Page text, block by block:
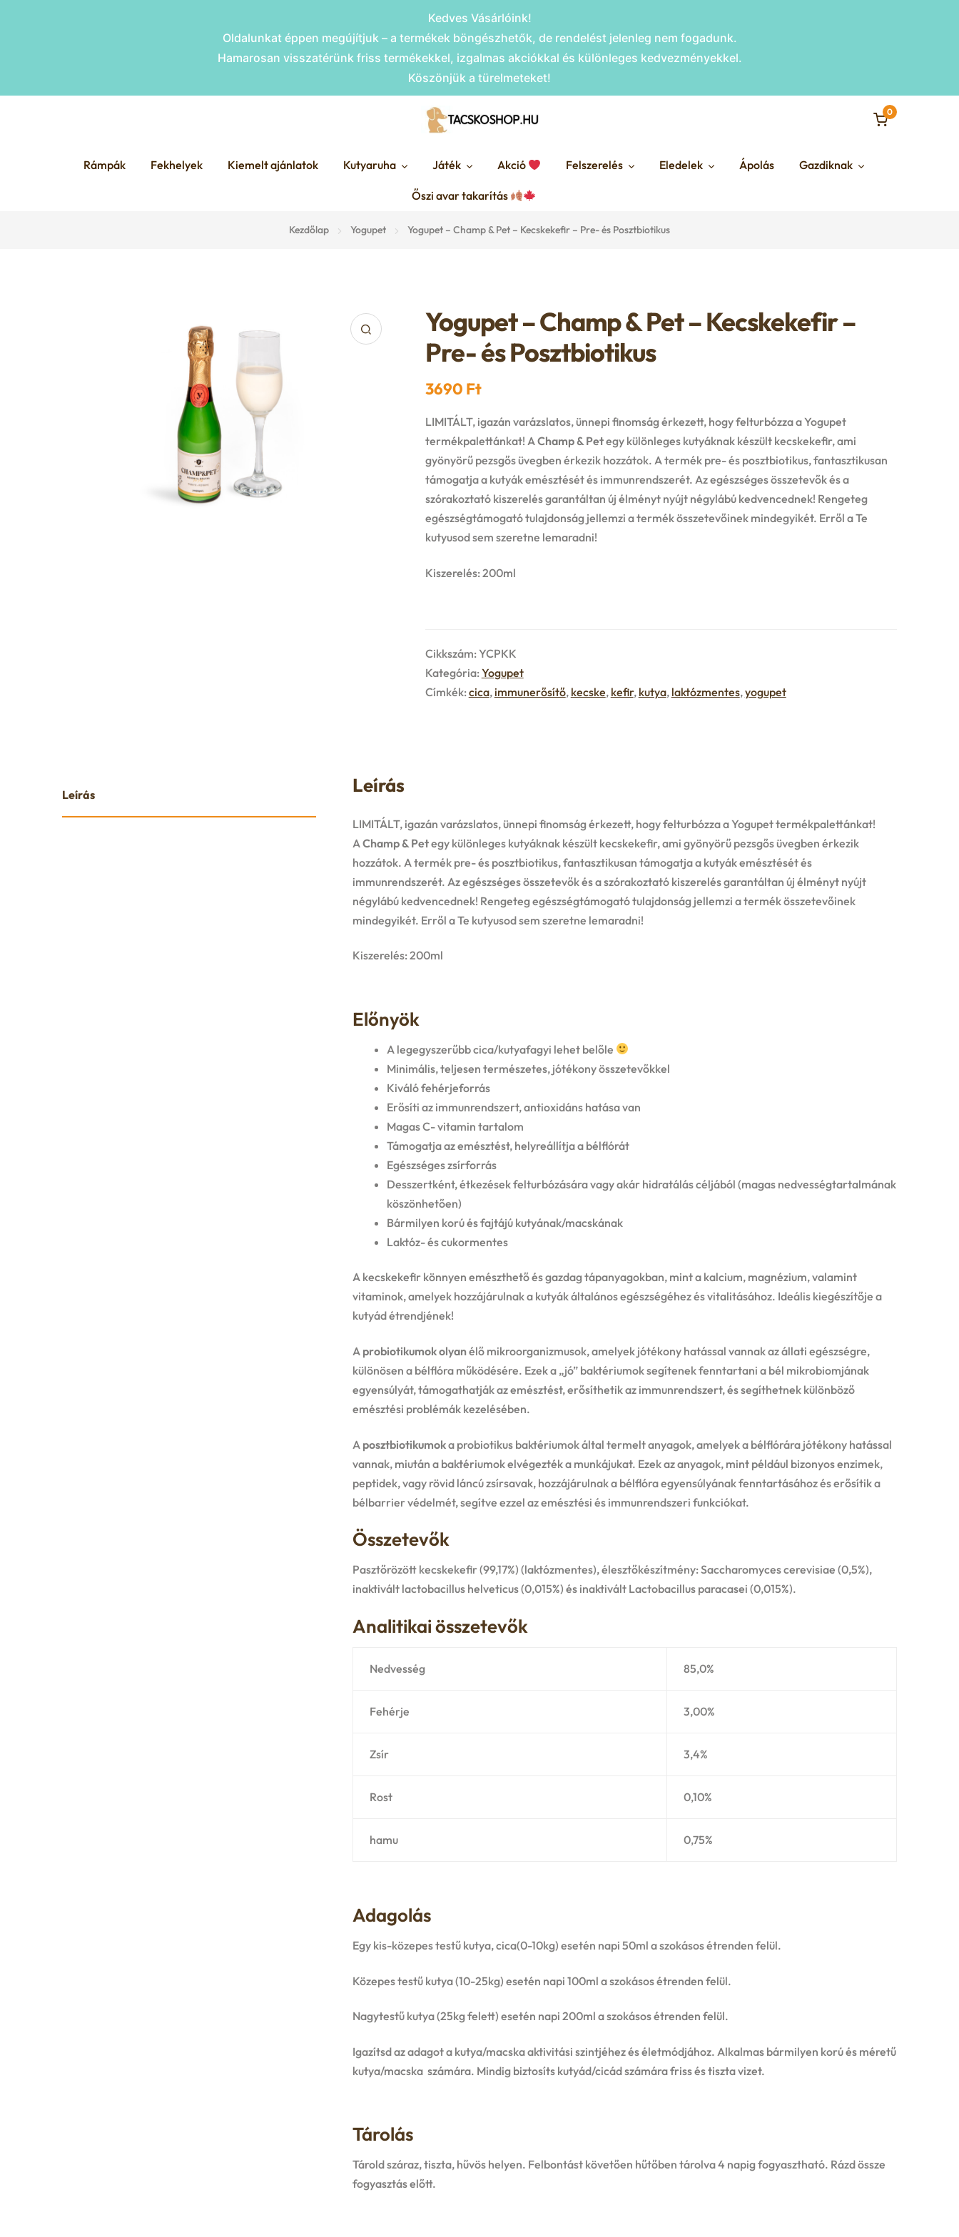
Kedves Vásárlóink!
Oldalunkat éppen megújítjuk – a termékek böngészhetők, de rendelést jelenleg nem fogadunk.
Hamarosan visszatérünk friss termékekkel, izgalmas akciókkal és különleges kedvezményekkel.
Köszönjük a türelmeteket!
navigation
content
0
Rámpák Fekhelyek Kiemelt ajánlatok Kutyaruha Játék Akció Felszerelés Eledelek Ápolás Gazdiknak
Őszi avar takarítás
Kezdőlap Yogupet Yogupet – Champ & Pet – Kecskekefir – Pre- és Posztbiotikus
Yogupet – Champ & Pet – Kecskekefir –
Pre- és Posztbiotikus
3690 Ft
LIMITÁLT, igazán varázslatos, ünnepi finomság érkezett, hogy felturbózza a Yogupet
termékpalettánkat! AChamp & Petegy különleges kutyáknak készült kecskekefir, ami
gyönyörű pezsgős üvegben érkezik hozzátok. A termék pre- és posztbiotikus, fantasztikusan
támogatja a kutyák emésztését és immunrendszerét. Az egészséges összetevők és a
szórakoztató kiszerelés garantáltan új élményt nyújt négylábú kedvencednek! Rengeteg
egészségtámogató tulajdonság jellemzi a termék összetevőinek mindegyikét. Erről a Te
kutyusod sem szeretne lemaradni!
Kiszerelés: 200ml
Cikkszám:YCPKK
Kategória:Yogupet
Címkék:cica, immunerősítő, kecske, kefir, kutya, laktózmentes,yogupet
Leírás Leírás
LIMITÁLT, igazán varázslatos, ünnepi finomság érkezett, hogy felturbózza a Yogupet termékpalettánkat!
AChamp & Petegy különleges kutyáknak készült kecskekefir, ami gyönyörű pezsgős üvegben érkezik
hozzátok. A termék pre- és posztbiotikus, fantasztikusan támogatja a kutyák emésztését és
immunrendszerét. Az egészséges összetevők és a szórakoztató kiszerelés garantáltan új élményt nyújt
négylábú kedvencednek! Rengeteg egészségtámogató tulajdonság jellemzi a termék összetevőinek
mindegyikét. Erről a Te kutyusod sem szeretne lemaradni!
Kiszerelés: 200ml
Előnyök
A legegyszerűbb cica/kutyafagyi lehet belőle
Minimális, teljesen természetes, jótékony összetevőkkel
Kiváló fehérjeforrás
Erősíti az immunrendszert, antioxidáns hatása van
Magas C- vitamin tartalom
Támogatja az emésztést, helyreállítja a bélflórát
Egészséges zsírforrás
Desszertként, étkezések felturbózására vagy akár hidratálás céljából (magas nedvességtartalmának
köszönhetően)
Bármilyen korú és fajtájú kutyának/macskának
Laktóz- és cukormentes
A kecskekefir könnyen emészthető és gazdag tápanyagokban, mint a kalcium, magnézium, valamint
vitaminok, amelyek hozzájárulnak a kutyák általános egészségéhez és vitalitásához. Ideális kiegészítője a
kutyád étrendjének!
A probiotikumok olyanélő mikroorganizmusok, amelyek jótékony hatással vannak az állati egészségre,
különösen a bélflóra működésére. Ezek a „jó” baktériumok segítenek fenntartani a bél mikrobiomjának
egyensúlyát, támogathatják az emésztést, erősíthetik az immunrendszert, és segíthetnek különböző
emésztési problémák kezelésében.
A posztbiotikumoka probiotikus baktériumok által termelt anyagok, amelyek a bélflórára jótékony hatással
vannak, miután a baktériumok elvégezték a munkájukat. Ezek az anyagok, mint például bizonyos enzimek,
peptidek, vagy rövid láncú zsírsavak, hozzájárulnak a bélflóra egyensúlyának fenntartásához és erősítik a
bélbarrier védelmét, segítve ezzel az emésztési és immunrendszeri funkciókat.
Összetevők
Pasztőrözött kecskekefir (99,17%) (laktózmentes), élesztőkészítmény: Saccharomyces cerevisiae (0,5%),
inaktivált lactobacillus helveticus (0,015%) és inaktivált Lactobacillus paracasei (0,015%).
Analitikai összetevők
Nedvesség 85,0%
Fehérje 3,00%
Zsír 3,4%
Rost 0,10%
hamu 0,75%
Adagolás
Egy kis-közepes testű kutya, cica(0-10kg) esetén napi 50ml a szokásos étrenden felül.
Közepes testű kutya (10-25kg) esetén napi 100ml a szokásos étrenden felül.
Nagytestű kutya (25kg felett) esetén napi 200ml a szokásos étrenden felül.
Igazítsd az adagot a kutya/macska aktivitási szintjéhez és életmódjához. Alkalmas bármilyen korú és méretű
kutya/macska számára. Mindig biztosíts kutyád/cicád számára friss és tiszta vizet.
Tárolás
Tárold száraz, tiszta, hűvös helyen. Felbontást követően hűtőben tárolva 4 napig fogyasztható. Rázd össze
fogyasztás előtt.